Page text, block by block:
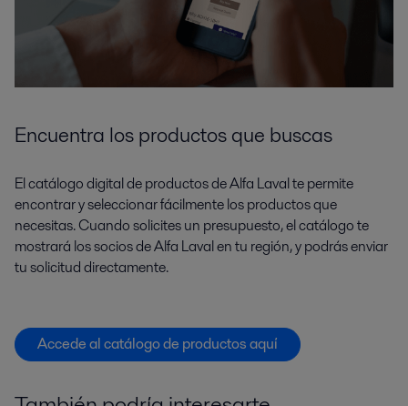
Encuentra los productos que buscas
El catálogo digital de productos de Alfa Laval te permite
encontrar y seleccionar fácilmente los productos que
necesitas. Cuando solicites un presupuesto, el catálogo te
mostrará los socios de Alfa Laval en tu región, y podrás enviar
tu solicitud directamente.
Accede al catálogo de productos aquí